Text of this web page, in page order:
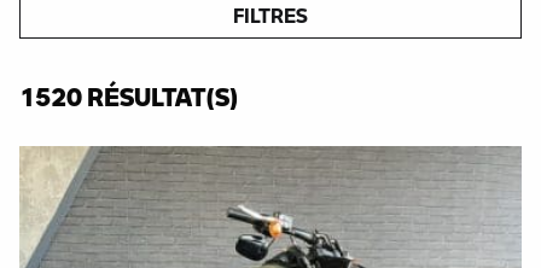
FILTRES
1520 RÉSULTAT(S)